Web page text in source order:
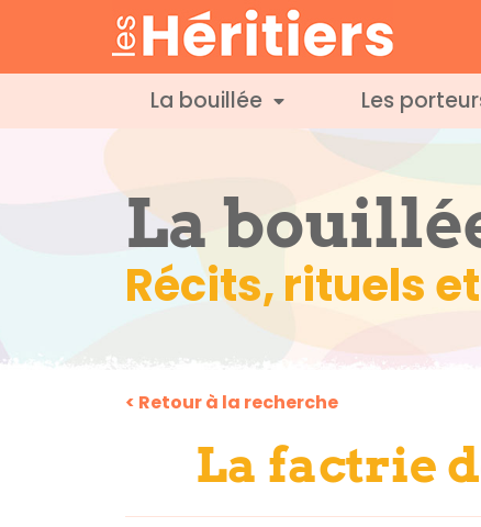
La bouillée Les
La
Récits, rituels
< Retour à la recherche
La factrie